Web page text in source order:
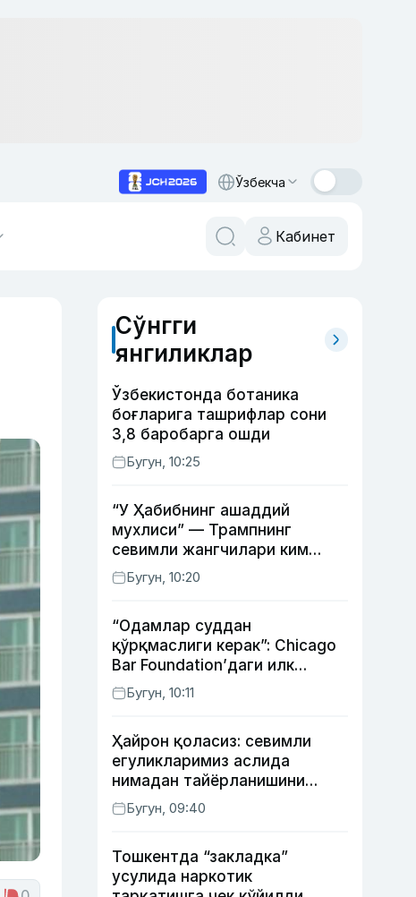
Ўзбекча
Кабинет
Сўнгги
янгиликлар
Ўзбекистонда ботаника
боғларига ташрифлар сони
3,8 баробарга ошди
Бугун, 10:25
“У Ҳабибнинг ашаддий
мухлиси” — Трампнинг
севимли жангчилари ким
экани айтилди
Бугун, 10:20
“Одамлар суддан
қўрқмаслиги керак”: Chicago
Bar Foundation’даги илк
ўзбекистонлик Гўзал
Абдуахатова
Бугун, 10:11
Ҳайрон қоласиз: севимли
егуликларимиз аслида
нимадан тайёрланишини
биласизми?
Бугун, 09:40
Тошкентда “закладка”
усулида наркотик